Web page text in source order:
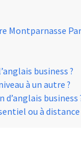
Montparnasse
business ?
à un autre ?
business
ou à distance